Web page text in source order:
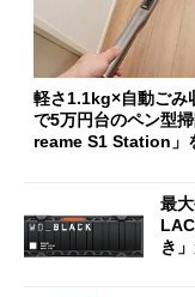
軽さ1.1kg×自動ごみ
で5万円台のペン型
reame S1 Station
最
き